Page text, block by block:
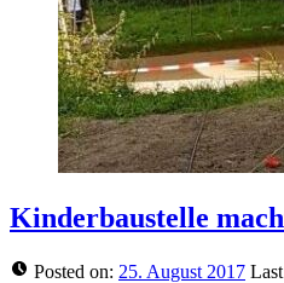
Kinderbaustelle
Posted on: 25. August 2017